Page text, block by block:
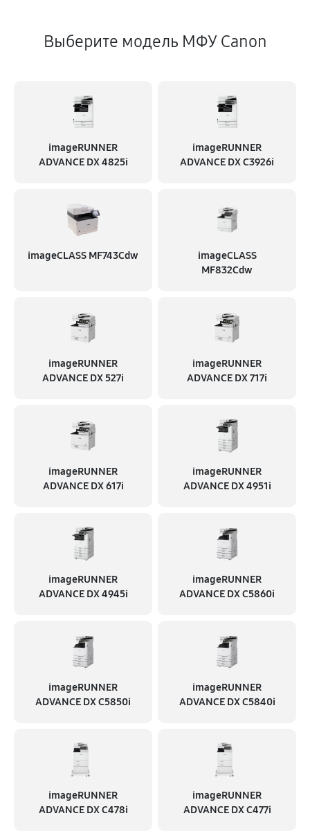
Выберите модель МФУ Canon
imageRUNNER
ADVANCE DX 4825i
imageRUNNER
ADVANCE DX C3926i
imageCLASS MF743Cdw
imageCLASS
MF832Cdw
imageRUNNER
ADVANCE DX 527i
imageRUNNER
ADVANCE DX 717i
imageRUNNER
ADVANCE DX 617i
imageRUNNER
ADVANCE DX 4951i
imageRUNNER
ADVANCE DX 4945i
imageRUNNER
ADVANCE DX C5860i
imageRUNNER
ADVANCE DX C5850i
imageRUNNER
ADVANCE DX C5840i
imageRUNNER
ADVANCE DX C478i
imageRUNNER
ADVANCE DX C477i